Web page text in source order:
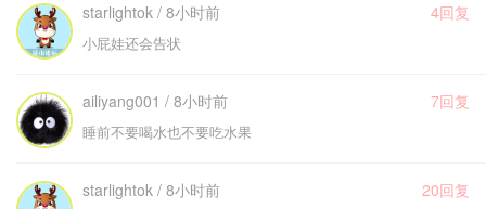
starlightok / 8小时前 4回复
小屁娃还会告状
ailiyang001 / 8小时前 7回复
睡前不要喝水也不要吃水果
starlightok / 8小时前 20回复